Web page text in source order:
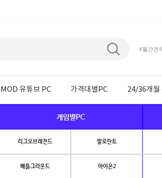
#월간견
유튜브 PC 가격대별PC 24/36개월
게임별PC
리그오브레전드 발로란트
배틀그라운드 아이온2